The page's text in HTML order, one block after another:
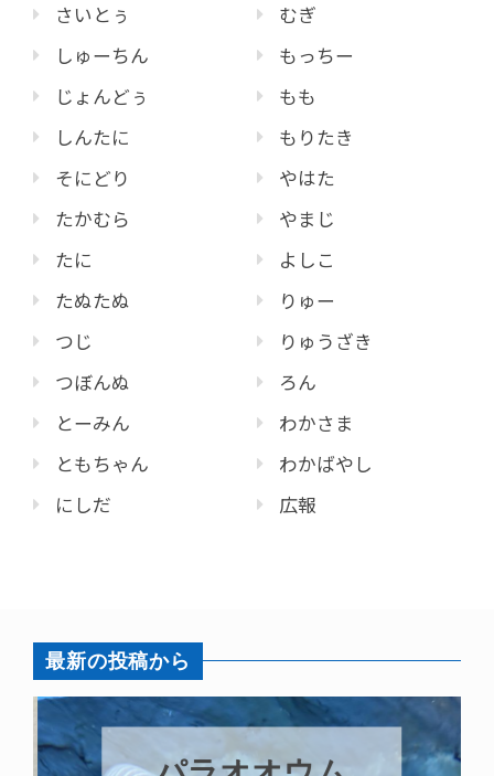
さいとぅ
しゅーちん
じょんどぅ
しんたに
そにどり
たかむら
たに
たぬたぬ
つじ
つぼんぬ
とーみん
ともちゃん
にしだ
むぎ
もっちー
もも
もりたき
やはた
やまじ
よしこ
りゅー
りゅうざき
ろん
わかさま
わかばやし
広報
最新の投稿から